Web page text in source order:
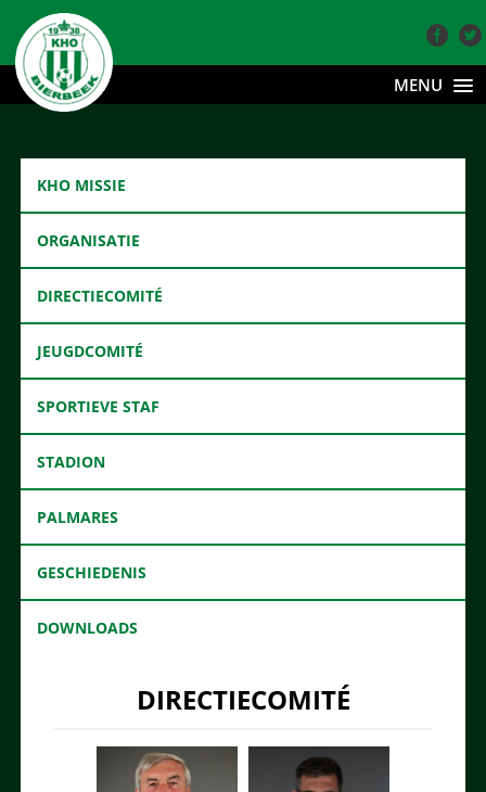
MENU
KHO MISSIE
ORGANISATIE
DIRECTIECOMITÉ
JEUGDCOMITÉ
SPORTIEVE STAF
STADION
PALMARES
GESCHIEDENIS
DOWNLOADS
DIRECTIECOMITÉ